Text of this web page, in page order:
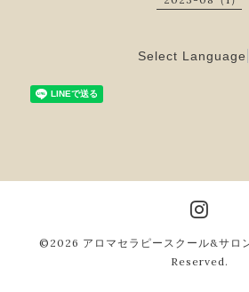
Select Language
©2026 アロマセラピースクール&サロ
Reserved.